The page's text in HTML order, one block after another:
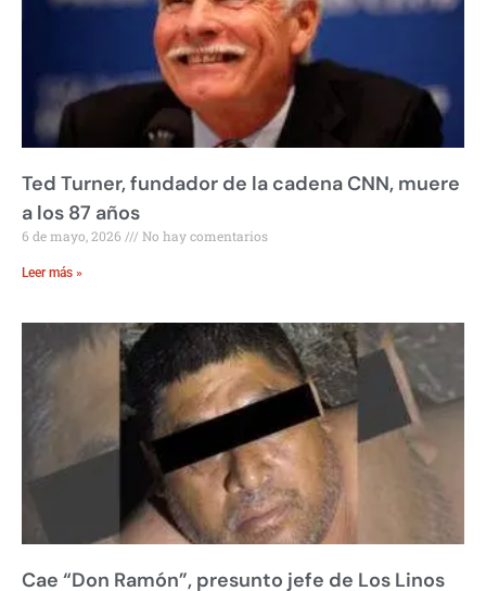
Ted Turner, fundador de la cadena CNN, muere
a los 87 años
6 de mayo, 2026 No hay comentarios
Leer más »
Cae “Don Ramón”, presunto jefe de Los Linos